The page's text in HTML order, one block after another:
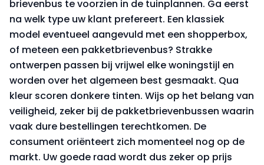
brievenbus te voorzien in de tuinplannen. Ga eerst
na welk type uw klant prefereert. Een klassiek
model eventueel aangevuld met een shopperbox,
of meteen een pakketbrievenbus? Strakke
ontwerpen passen bij vrijwel elke woningstijl en
worden over het algemeen best gesmaakt. Qua
kleur scoren donkere tinten. Wijs op het belang van
veiligheid, zeker bij de pakketbrievenbussen waarin
vaak dure bestellingen terechtkomen. De
consument oriënteert zich momenteel nog op de
markt. Uw goede raad wordt dus zeker op prijs